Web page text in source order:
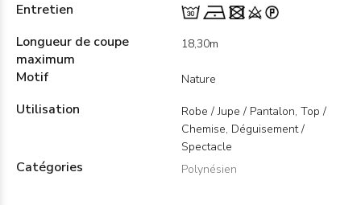
Entretien
Longueur de coupe
maximum
18,30m
Motif Nature
Utilisation
Robe / Jupe / Pantalon, Top /
Chemise, Déguisement /
Spectacle
Catégories Polynésien